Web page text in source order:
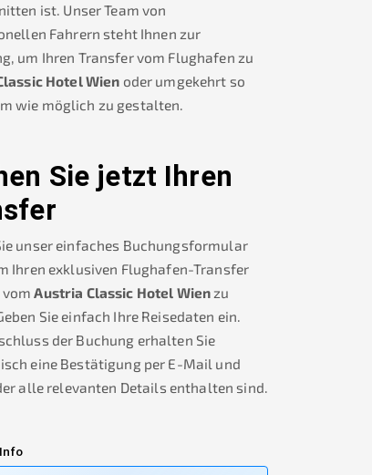
ist. Unser Team von
Fahrern steht Ihnen zur
um Ihren Transfer vom Flughafen zu
Hotel Wien oder umgekehrt so
wie möglich zu gestalten.
Sie jetzt Ihren
unser einfaches Buchungsformular
Ihren exklusiven Flughafen-Transfer
Austria Classic Hotel Wien zu
Sie einfach Ihre Reisedaten ein.
der Buchung erhalten Sie
eine Bestätigung per E-Mail und
alle relevanten Details enthalten sind.